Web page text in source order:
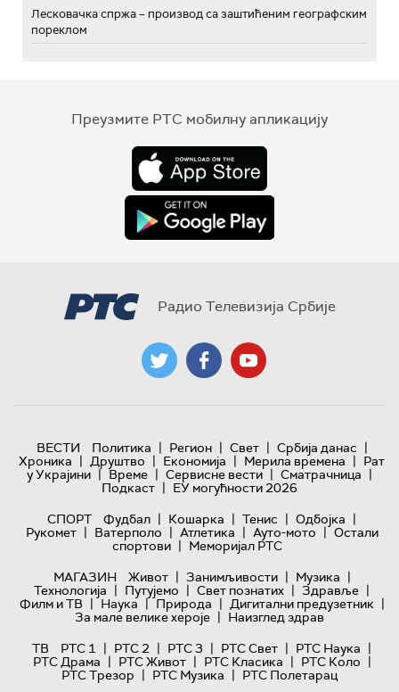
Лесковачка спржа – производ са заштићеним географским
пореклом
Преузмите РТС мобилну апликацију
Радио Телевизија Србије
ВЕСТИ Политика | Регион | Свет | Србија данас |
Хроника | Друштво | Економија | Мерила времена | Рат
у Украјини | Време | Сервисне вести | Сматрачница |
Подкаст | ЕУ могућности 2026
СПОРТ
Фудбал | Кошарка | Тенис | Одбојка |
Рукомет | Ватерполо | Атлетика | Ауто-мото | Остали
спортови | Меморијал РТС
МАГАЗИН
Живот | Занимљивости | Музика |
Технологијa | Путујемо | Свет познатих | Здравље |
Филм и ТВ | Наука | Природа | Дигитални предузетник |
За мале велике хероје | Наизглед здрав
ТВ
РТС 1 | РТС 2 | РТС 3 | РТС Свет | РТС Наука |
РТС Драма | РТС Живот | РТС Класика | РТС Коло |
РТС Трезор | РТС Музика | РТС Полетарац